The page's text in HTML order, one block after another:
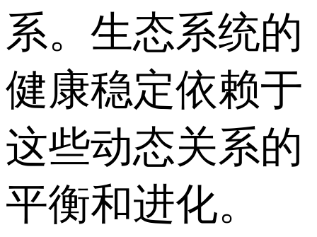
系。生态系统的
健康稳定依赖于
这些动态关系的
平衡和进化。